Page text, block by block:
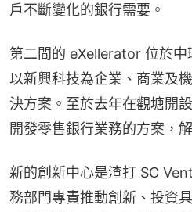
戶不斷變化的銀行需要。
第二間的 eXellerator 位於中
以新興科技為企業、商業及
決方案。至於去年在觀塘開
開發零售銀行業務的方案，
新的創新中心是渣打 SC
務部門專責推動創新、投資